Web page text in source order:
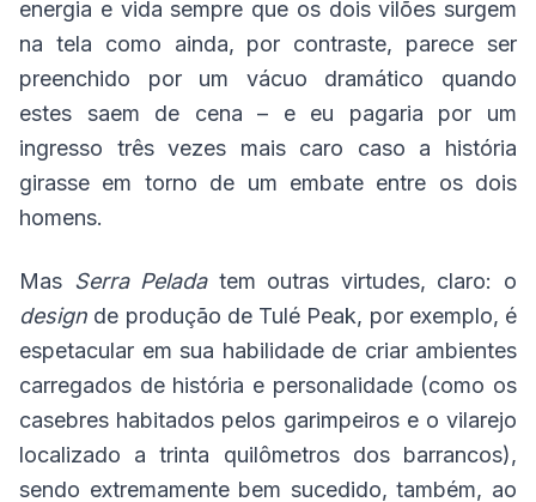
energia e vida sempre que os dois vilões surgem
na tela como ainda, por contraste, parece ser
preenchido por um vácuo dramático quando
estes saem de cena – e eu pagaria por um
ingresso três vezes mais caro caso a história
girasse em torno de um embate entre os dois
homens.
Mas Serra Pelada tem outras virtudes, claro: o
design de produção de Tulé Peak, por exemplo, é
espetacular em sua habilidade de criar ambientes
carregados de história e personalidade (como os
casebres habitados pelos garimpeiros e o vilarejo
localizado a trinta quilômetros dos barrancos),
sendo extremamente bem sucedido, também, ao